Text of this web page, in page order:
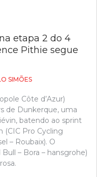
etapa 2 do 4
Pithie segue
SIMÕES
Côte d’Azur)
de Dunkerque, uma
batendo ao sprint
(CIC Pro Cycling
– Roubaix). O
– Bora – hansgrohe)